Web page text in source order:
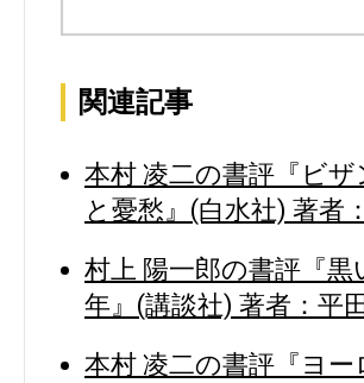
関連記事
本村 凌二の書評『ビ
と憂愁』(白水社) 著者
村上 陽一郎の書評『
年』(講談社) 著者：平
本村 凌二の書評『ヨ